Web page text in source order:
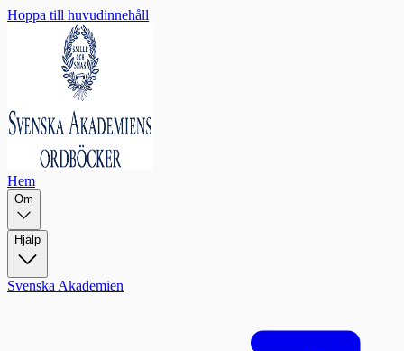
Hoppa till huvudinnehåll
Hem
Om
Hjälp
Svenska Akademien